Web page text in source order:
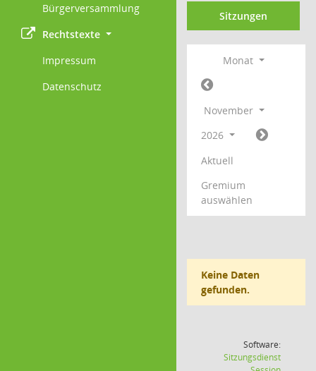
Bürgerversammlung
Rechtstexte
Impressum
Datenschutz
Sitzungen
Monat
November
2026
Aktuell
Gremium
auswählen
Keine Daten
gefunden.
Software:
Sitzungsdienst